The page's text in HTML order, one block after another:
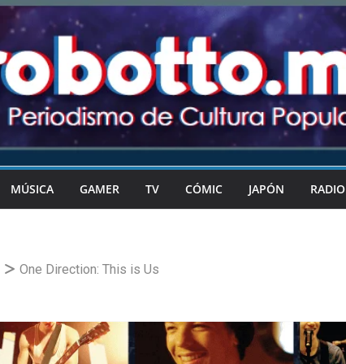
MÚSICA GAMER TV CÓMIC JAPÓN RADIO
One Direction: This is Us